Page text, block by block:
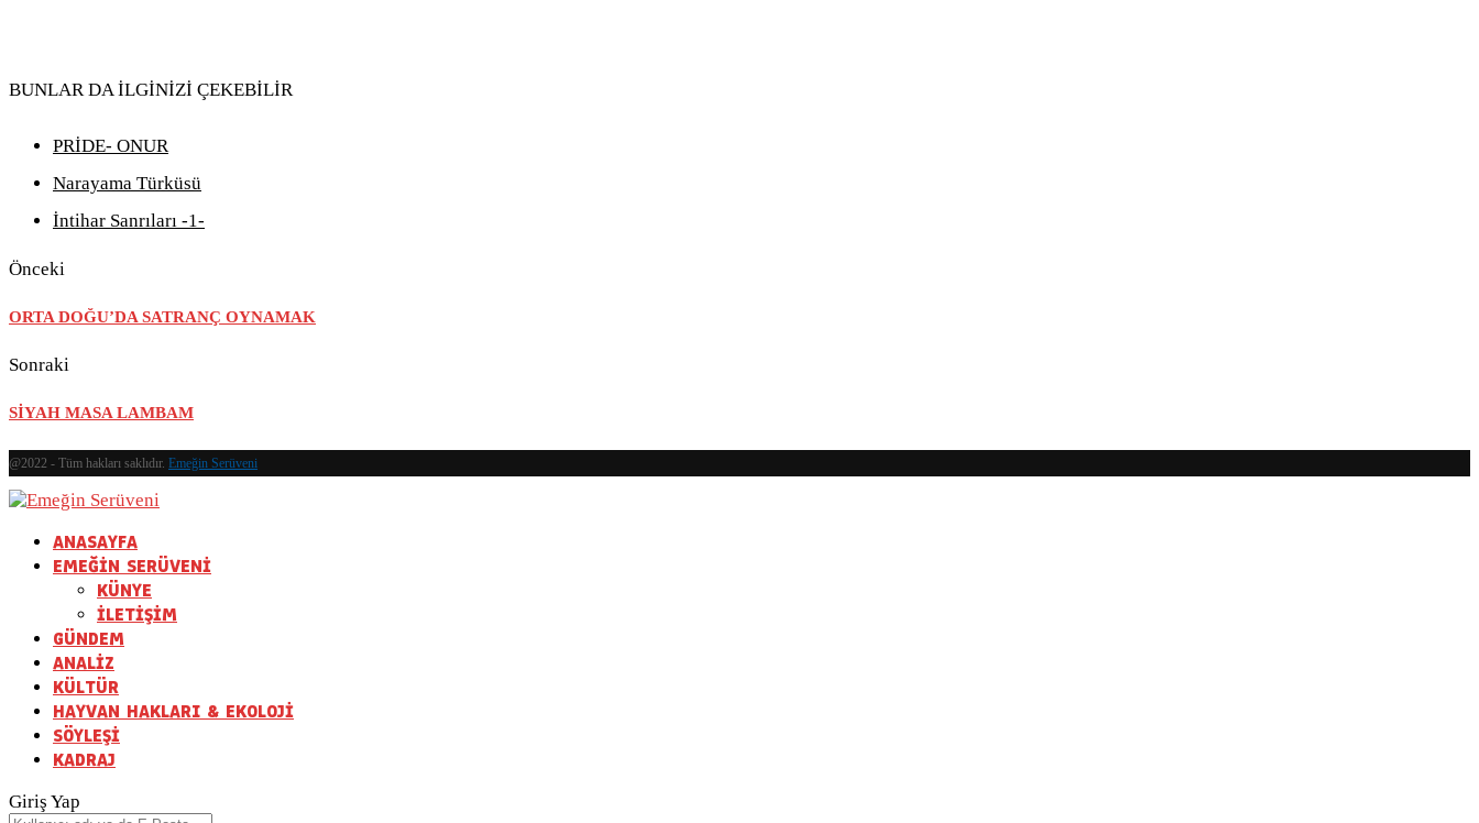
BUNLAR DA İLGİNİZİ ÇEKEBİLİR
PRİDE- ONUR
Narayama Türküsü
İntihar Sanrıları -1-
Önceki
ORTA DOĞU’DA SATRANÇ OYNAMAK
Sonraki
SİYAH MASA LAMBAM
@2022 - Tüm hakları saklıdır. Emeğin Serüveni
ANASAYFA
EMEĞİN SERÜVENİ
KÜNYE
İLETİŞİM
GÜNDEM
ANALİZ
KÜLTÜR
HAYVAN HAKLARI & EKOLOJİ
SÖYLEŞİ
KADRAJ
Giriş Yap